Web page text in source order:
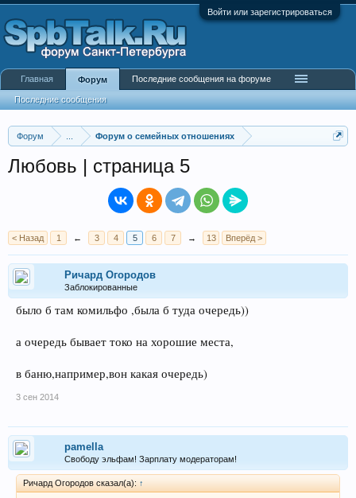
Войти или зарегистрироваться
Форум Форум о семейных отношениях
Любовь | страница 5
< Назад 1 ← 3 4 5 6 7 → 13 Вперёд >
Ричард Огородов
Заблокированные
было б там комильфо ,была б туда очередь))
а очередь бывает токо на хорошие места,
в баню,например,вон какая очередь)
3 сен 2014
pamella
Свободу эльфам! Зарплату модераторам!
Ричард Огородов сказал(а): ↑
Главная Форум
Последние сообщения
Последние сообщения на форуме